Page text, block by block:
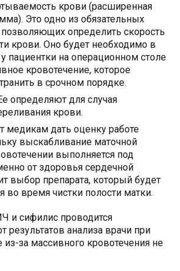
крови (расширенная
Это одно из обязательных
определить скорость
крови. Оно будет необходимо в
пациентки на операционном столе
кровотечение, которое
в срочном порядке.
определяют для случая
крови.
медикам дать оценку работе
выскабливание маточной
выполняется под
от здоровья сердечной
выбор препарата, который будет
во время чистки полости матки.
и сифилис проводится
результатов анализа врачи при
из-за массивного кровотечения не